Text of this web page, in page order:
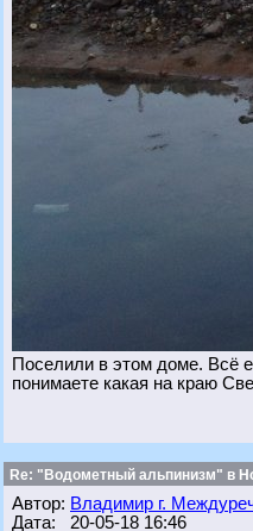
Поселили в этом доме. Всё
понимаете какая на краю
Re: "Водометный альпинизм" в
Автор: Владимир г.
Дата: 20-05-18 16:46